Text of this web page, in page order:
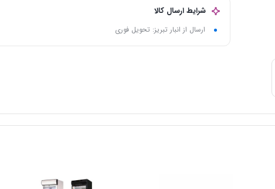
شرایط ارسال کالا
ارسال از انبار تبریز: تحویل فوری